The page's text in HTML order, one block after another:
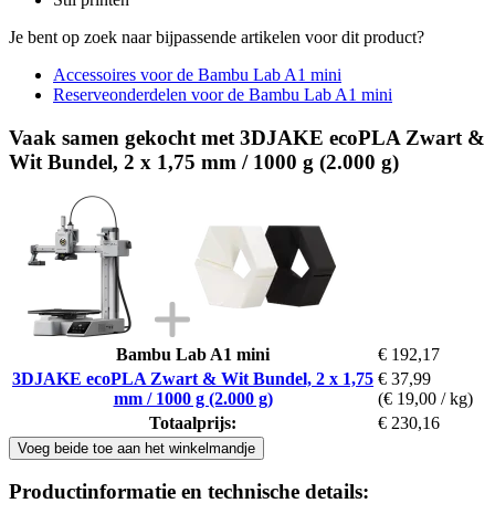
Je bent op zoek naar bijpassende artikelen voor dit product?
Accessoires voor de Bambu Lab A1 mini
Reserveonderdelen voor de Bambu Lab A1 mini
Vaak samen gekocht met 3DJAKE ecoPLA Zwart &
Wit Bundel, 2 x 1,75 mm / 1000 g (2.000 g)
Bambu Lab A1 mini
€ 192,17
3DJAKE ecoPLA Zwart & Wit Bundel, 2 x 1,75
mm / 1000 g (2.000 g)
€ 37,99
(€ 19,00 / kg)
Totaalprijs:
€ 230,16
Voeg beide toe aan het winkelmandje
Productinformatie en technische details: